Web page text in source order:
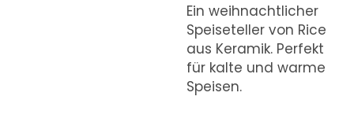
Ein weihnachtlicher
Speiseteller von Rice
aus Keramik. Perfekt
für kalte und warme
Speisen.